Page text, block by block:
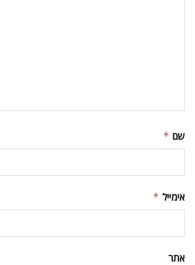
שם *
אימייל *
אתר